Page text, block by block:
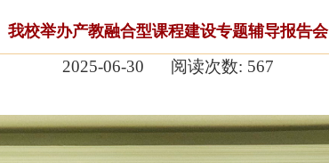
我校举办产教融合型课程建设专题辅导报告会
2025-06-30 阅读次数: 567